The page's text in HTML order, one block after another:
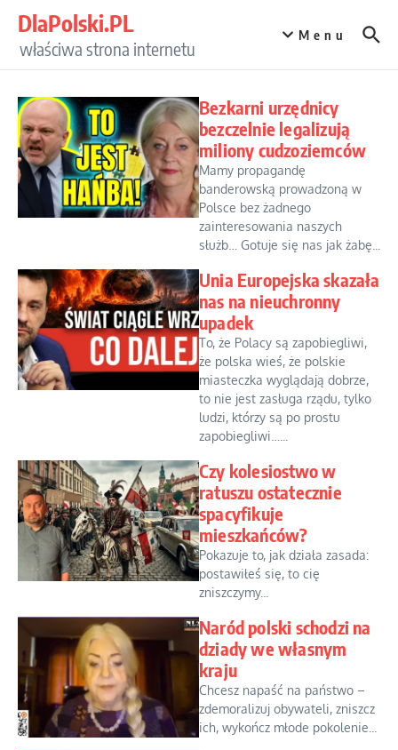
DlaPolski.PL
właściwa strona internetu
Menu
Bezkarni urzędnicy
bezczelnie legalizują
miliony cudzoziemców
Mamy propagandę
banderowską prowadzoną w
Polsce bez żadnego
zainteresowania naszych
służb… Gotuje się nas jak żabę...
Unia Europejska skazała
nas na nieuchronny
upadek
To, że Polacy są zapobiegliwi,
że polska wieś, że polskie
miasteczka wyglądają dobrze,
to nie jest zasługa rządu, tylko
ludzi, którzy są po prostu
zapobiegliwi…...
Czy kolesiostwo w
ratuszu ostatecznie
spacyfikuje
mieszkańców?
Pokazuje to, jak działa zasada:
postawiłeś się, to cię
zniszczymy...
Naród polski schodzi na
dziady we własnym
kraju
Chcesz napaść na państwo –
zdemoralizuj obywateli, zniszcz
ich, wykończ młode pokolenie...